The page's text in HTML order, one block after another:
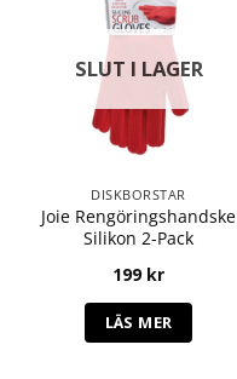
SLUT I LAGER
DISKBORSTAR
Joie Rengöringshandske
Silikon 2-Pack
199 kr
LÄS MER